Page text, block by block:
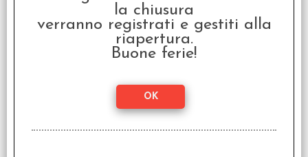
la chiusura
verranno registrati e gestiti alla
riapertura.
Buone ferie!